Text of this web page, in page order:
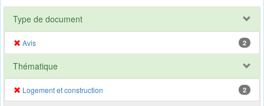
Type de document
Avis 2
Thématique
Logement et construction 2